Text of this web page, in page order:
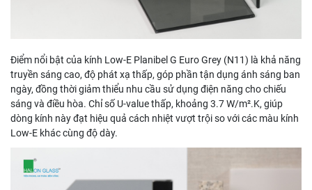
Điểm nổi bật của kính Low-E Planibel G Euro Grey (N11) là khả năng
truyền sáng cao, độ phát xạ thấp, góp phần tận dụng ánh sáng ban
ngày, đồng thời giảm thiểu nhu cầu sử dụng điện năng cho chiếu
sáng và điều hòa. Chỉ số U-value thấp, khoảng 3.7 W/m².K, giúp
dòng kính này đạt hiệu quả cách nhiệt vượt trội so với các màu kính
Low-E khác cùng độ dày.